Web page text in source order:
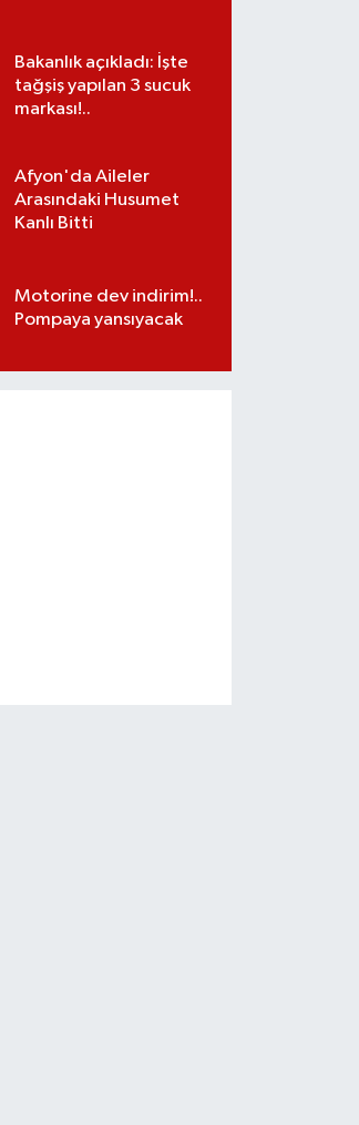
Bakanlık açıkladı: İşte
tağşiş yapılan 3 sucuk
markası!..
Afyon'da Aileler
Arasındaki Husumet
Kanlı Bitti
Motorine dev indirim!..
Pompaya yansıyacak